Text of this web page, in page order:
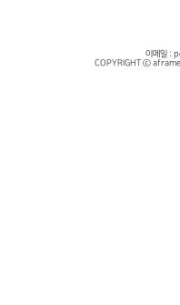
이메일 :
COPYRIGHT ⓒ